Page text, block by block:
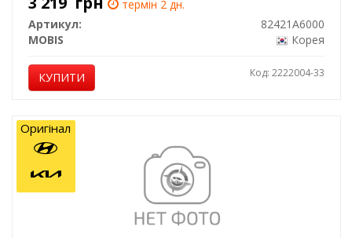
термін 2 дн.
Артикул:
82421A6000
MOBIS
Корея
КУПИТИ Код: 2222004-33
Оригінал